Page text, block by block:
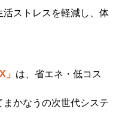
ストレスを軽減し、体
」 は、省エネ・低コス
かなうの次世代システ